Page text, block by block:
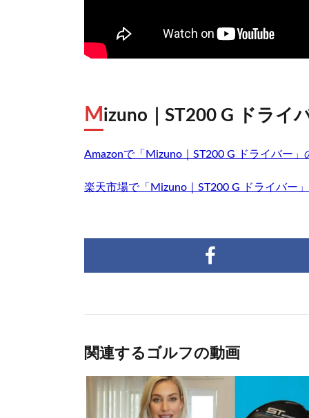
M izuno｜ST200 G ドライ
Amazonで「Mizuno｜ST200 G ドライバー」
楽天市場で「Mizuno｜ST200 G ドライバー
関連するゴルフの動画